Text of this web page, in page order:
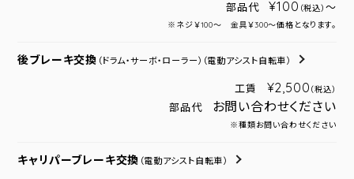
部品代 ¥100 （税込） ～
※ネジ￥100～ 金具￥300～価格となります。
後ブレーキ交換 （ドラム・サーボ・ローラー） （電動アシスト自転車）
工賃 ¥2,500 （税込）
部品代 お問い合わせください
※種類お問い合わせください
キャリパーブレーキ交換 （電動アシスト自転車）